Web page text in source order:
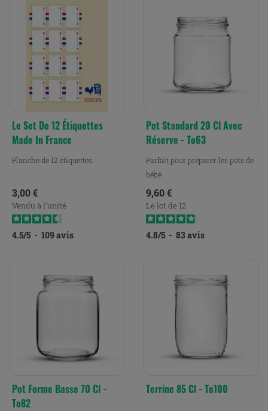
Le Set De 12 Étiquettes
Made In France
Planche de 12 étiquettes.
Prix
3,00 €
Vendu à l'unité
4.5/5 - 109 avis
Pot Standard 20 Cl Avec
Réserve - To63
Parfait pour préparer les pots de
bébé
Prix
9,60 €
Le lot de 12
4.8/5 - 83 avis
Pot Forme Basse 70 Cl -
To82
Terrine 85 Cl - To100